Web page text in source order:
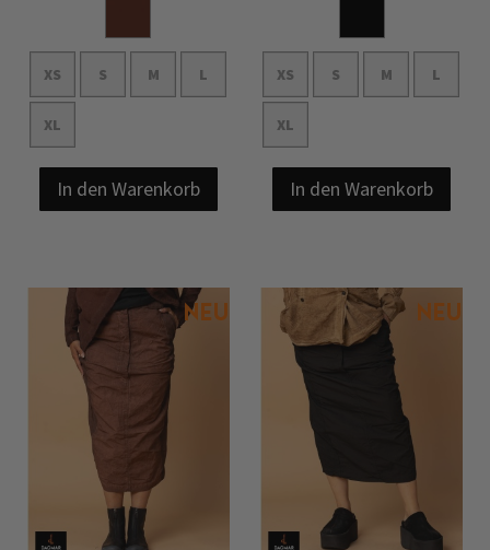
XS S M L
XL
In den Warenkorb
XS S M L
XL
In den Warenkorb